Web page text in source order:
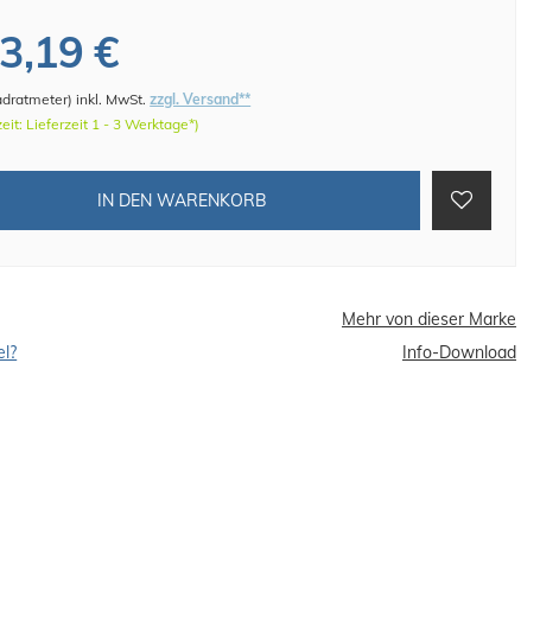
€
)inkl. MwSt.zzgl. Versand**
Lieferzeit 1 - 3 Werktage*)
IN DEN WARENKORB
Mehr von dieser Marke
Info-Download